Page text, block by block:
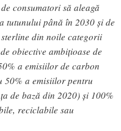
consumatori să aleagă
tutunului până în 2030 și de
din noile categorii
obiective ambițioase de
a emisiilor de carbon
50% a emisiilor pentru
de bază din 2020) și 100%
reciclabile sau